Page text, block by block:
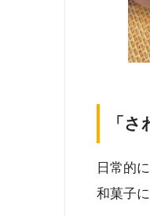
「
日常的
和菓子